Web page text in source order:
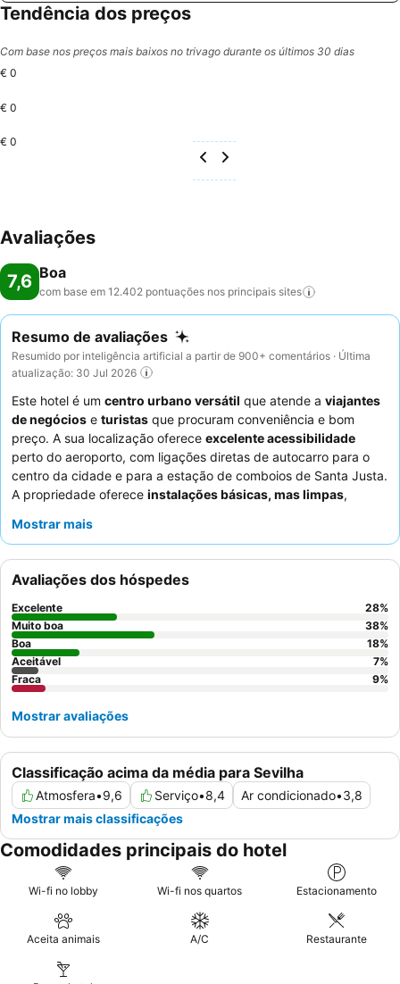
Tendência dos preços
Com base nos preços mais baixos no trivago durante os últimos 30 dias
€ 0
€ 0
€ 0
Avaliações
7,6 Boa
com base em 12.402 pontuações nos principais sites
Resumo de avaliações
Resumido por inteligência artificial a partir de 900+ comentários · Última
atualização: 30 Jul 2026
Este hotel é um centro urbano versátil que atende a viajantes
de negócios e turistas que procuram conveniência e bom
preço. A sua localização oferece excelente acessibilidade
perto do aeroporto, com ligações diretas de autocarro para o
centro da cidade e para a estação de comboios de Santa Justa.
A propriedade oferece instalações básicas, mas limpas,
convenientes. Os hóspedes elogiam consistentemente os
de pequeno-almoço
Para uma estadia mais tranquila, os hóspedes devem considerar
pedir um quarto virado para longe dos corredores.
Mostrar mais
Classificação acima da média para Sevilha
Atmosfera•9,6 Serviço•8,4 Ar condicionado•3,8
Mostrar mais classificações
Avaliações dos hóspedes
Excelente 28%
Muito boa
38%
Boa
18%
Aceitável
7%
Fraca
9%
Mostrar avaliações
Comodidades principais do hotel
Wi-fi no lobby Wi-fi nos quartos Estacionamento
Aceita animais A/C Restaurante